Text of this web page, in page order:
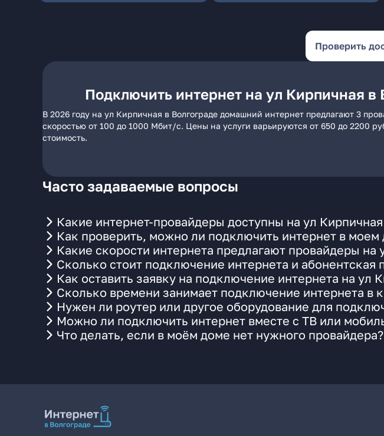
Проверить
Подключить интернет на ул Кирпичная в
В 2026 году на ул Кирпичная в Волгограде домашний интернет предлагают 3
скоростью от 100 до 1000 Мбит/с. Цены на услуги варьируются от 650 до 2200
стоимость.
Часто задаваемые вопросы
Какие интернет-провайдеры доступны на ул
Как проверить, можно ли подключить интернет в моем
Какие скорости интернета предлагают провайдеры на
Сколько стоит подключение интернета и абонентская
Как оставить заявку на подключение интернета на ул
Сколько времени занимает подключение интернета в
Нужен ли роутер или другое оборудование для
Можно ли подключить интернет вместе с ТВ или
Что делать, если в моём доме нет нужного провайдера?